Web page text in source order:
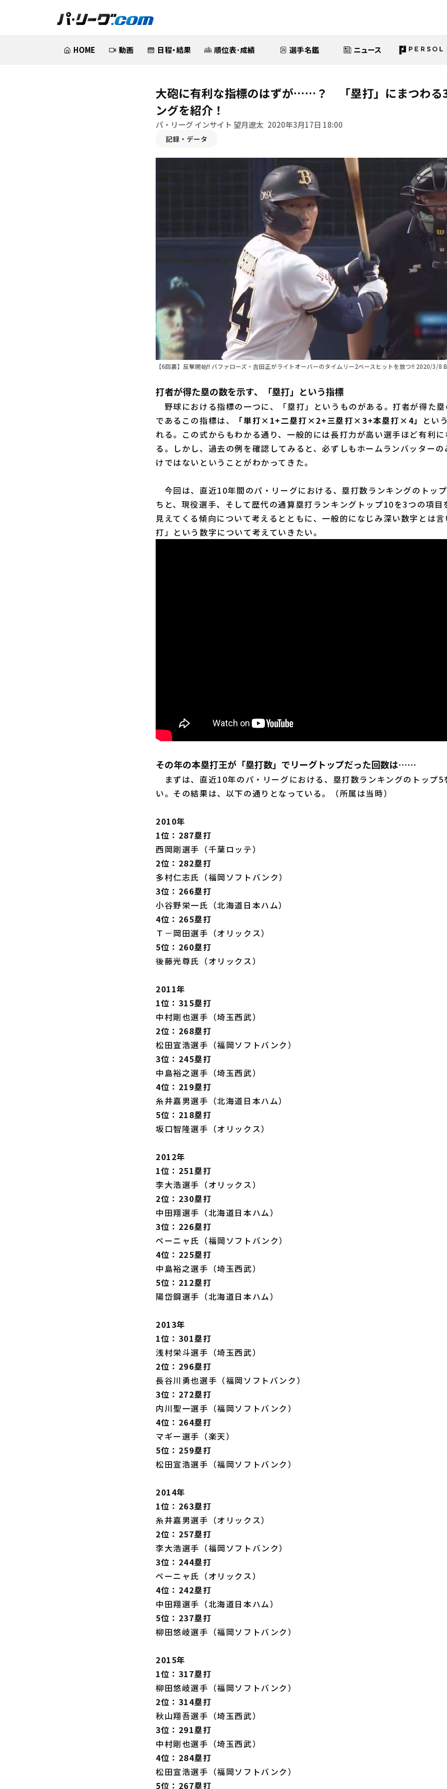
HOME 動画 日程・結果 順位表･成績 選手名鑑 ニュース
大砲に有利な指標のはずが……？ 「塁打」にまつわる
ングを紹介！
パ・リーグ インサイト 望月遼太 2020年3月17日 18:00
記録・データ
【6回裏】反撃開始!! バファローズ・吉田正がライトオーバーのタイムリー2ベースヒットを放つ!! 2020/3/8
打者が得た塁の数を示す、「塁打」という指標
野球における指標の一つに、「塁打」というものがある。打者が得た
であるこの指標は、
「単打×1+二塁打×2+三塁打×3+本塁打×4」
とい
れる。この式からもわかる通り、一般的には長打力が高い選手ほど有利
る。しかし、過去の例を確認してみると、必ずしもホームランバッター
けではないということがわかってきた。
今回は、直近10年間のパ・リーグにおける、塁打数ランキングのトッ
ちと、現役選手、そして歴代の通算塁打ランキングトップ10を3つの項目
見えてくる傾向について考えるとともに、一般的になじみ深い数字とは
打」という数字について考えていきたい。
その年の本塁打王が「塁打数」でリーグトップだった回数は……
まずは、直近10年のパ・リーグにおける、塁打数ランキングのトップ5
い。その結果は、以下の通りとなっている。（所属は当時）
2010年
1位：287塁打
西岡剛選手（千葉ロッテ）
2位：282塁打
多村仁志氏（福岡ソフトバンク）
3位：266塁打
小谷野栄一氏（北海道日本ハム）
4位：265塁打
Ｔ－岡田選手（オリックス）
5位：260塁打
後藤光尊氏（オリックス）
2011年
1位：315塁打
中村剛也選手（埼玉西武）
2位：268塁打
松田宣浩選手（福岡ソフトバンク）
3位：245塁打
中島裕之選手（埼玉西武）
4位：219塁打
糸井嘉男選手（北海道日本ハム）
5位：218塁打
坂口智隆選手（オリックス）
2012年
1位：251塁打
李大浩選手（オリックス）
2位：230塁打
中田翔選手（北海道日本ハム）
3位：226塁打
ペーニャ氏（福岡ソフトバンク）
4位：225塁打
中島裕之選手（埼玉西武）
5位：212塁打
陽岱鋼選手（北海道日本ハム）
2013年
1位：301塁打
浅村栄斗選手（埼玉西武）
2位：296塁打
長谷川勇也選手（福岡ソフトバンク）
3位：272塁打
内川聖一選手（福岡ソフトバンク）
4位：264塁打
マギー選手（楽天）
5位：259塁打
松田宣浩選手（福岡ソフトバンク）
2014年
1位：263塁打
糸井嘉男選手（オリックス）
2位：257塁打
李大浩選手（福岡ソフトバンク）
3位：244塁打
ペーニャ氏（オリックス）
4位：242塁打
中田翔選手（北海道日本ハム）
5位：237塁打
柳田悠岐選手（福岡ソフトバンク）
2015年
1位：317塁打
柳田悠岐選手（福岡ソフトバンク）
2位：314塁打
秋山翔吾選手（埼玉西武）
3位：291塁打
中村剛也選手（埼玉西武）
4位：284塁打
松田宣浩選手（福岡ソフトバンク）
5位：267塁打